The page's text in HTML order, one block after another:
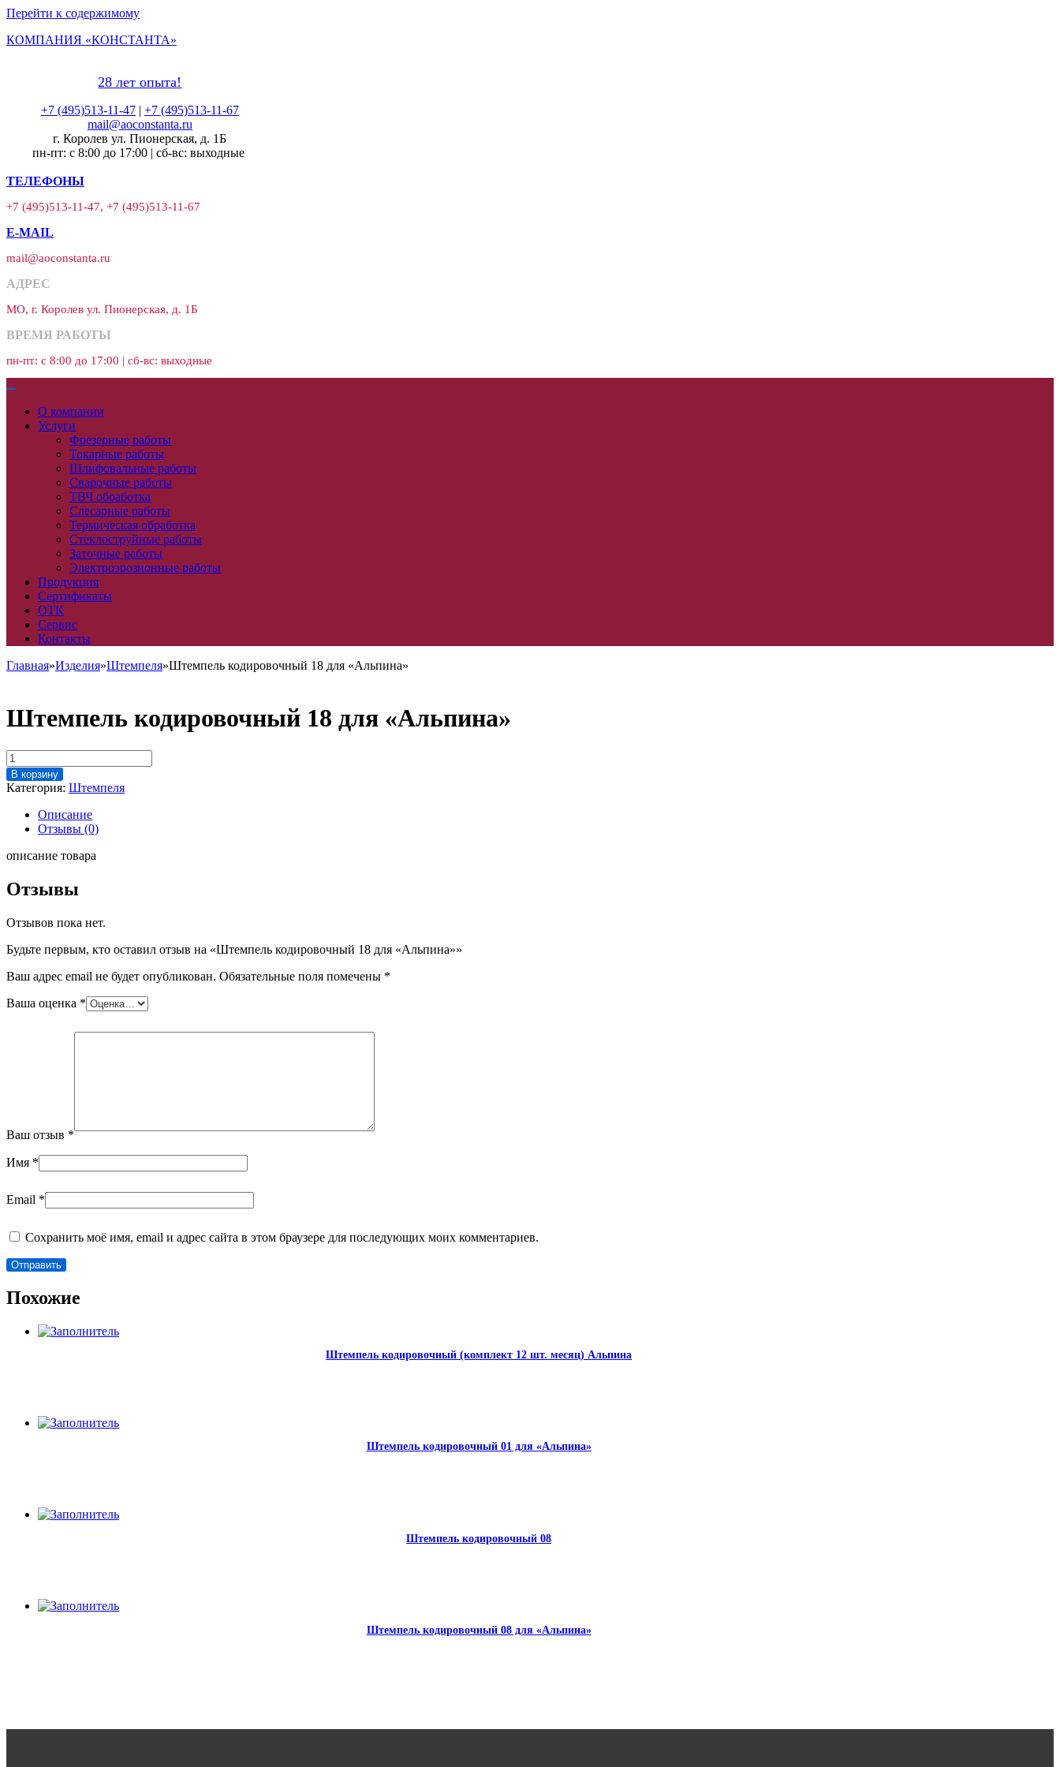
Перейти к содержимому
КОМПАНИЯ «КОНСТАНТА»
28 лет опыта!
+7 (495)513-11-47| +7 (495)513-11-67
mail@aoconstanta.ru
г. Королев ул. Пионерская, д. 1Б
пн-пт: с 8:00 до 17:00 | сб-вс: выходные
ТЕЛЕФОНЫ
+7 (495)513-11-47, +7 (495)513-11-67
E-MAIL
mail@aoconstanta.ru
АДРЕС
МО, г. Королев ул. Пионерская, д. 1Б
ВРЕМЯ РАБОТЫ
пн-пт: с 8:00 до 17:00 | сб-вс: выходные
О компании
Услуги
Фрезерные работы
Токарные работы
Шлифовальные работы
Сварочные работы
ТВЧ обработка
Слесарные работы
Термическая обработка
Стеклоструйные работы
Заточные работы
Электроэрозионные работы
Продукция
Сертификаты
ОТК
Сервис
Контакты
Главная»Изделия»Штемпеля»Штемпель кодировочный 18 для «Альпина»
Штемпель кодировочный 18 для «Альпина»
Количество
товара
Штемпель
кодировочный
В корзину
Категория: Штемпеля
Описание
Отзывы (0)
описание товара
Отзывы
Отзывов пока нет.
Будьте первым, кто оставил отзыв на «Штемпель кодировочный 18 для «Альпина»»
Ваш адрес email не будет опубликован. Обязательные поля помечены *
Ваша оценка *
Ваш отзыв *
Имя *
Email *
Сохранить моё имя, email и адрес сайта в этом браузере для последующих моих комментариев.
Похожие
Штемпель кодировочный (комплект 12 шт. месяц) Альпина
Штемпель кодировочный 01 для «Альпина»
Штемпель кодировочный 08
Штемпель кодировочный 08 для «Альпина»